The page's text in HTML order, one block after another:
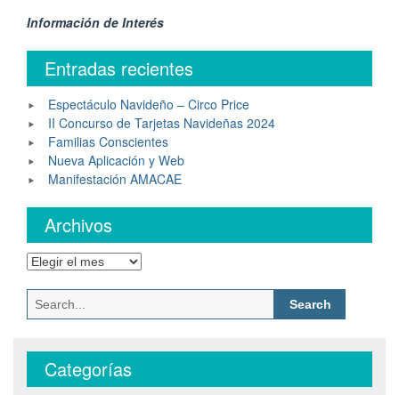
Información de Interés
Entradas recientes
Espectáculo Navideño – Circo Price
II Concurso de Tarjetas Navideñas 2024
Familias Conscientes
Nueva Aplicación y Web
Manifestación AMACAE
Archivos
Categorías